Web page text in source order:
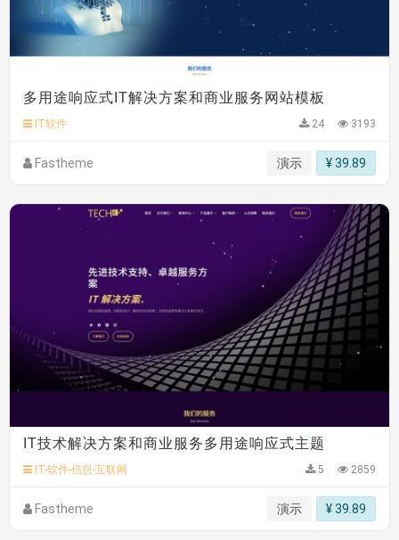
多用途响应式IT解决方案和商业服务网站模板
IT软件 24 3193
Fastheme 演示 ¥ 39.89
IT技术解决方案和商业服务多用途响应式主题
IT-软件-信息-互联网 5 2859
Fastheme 演示 ¥ 39.89